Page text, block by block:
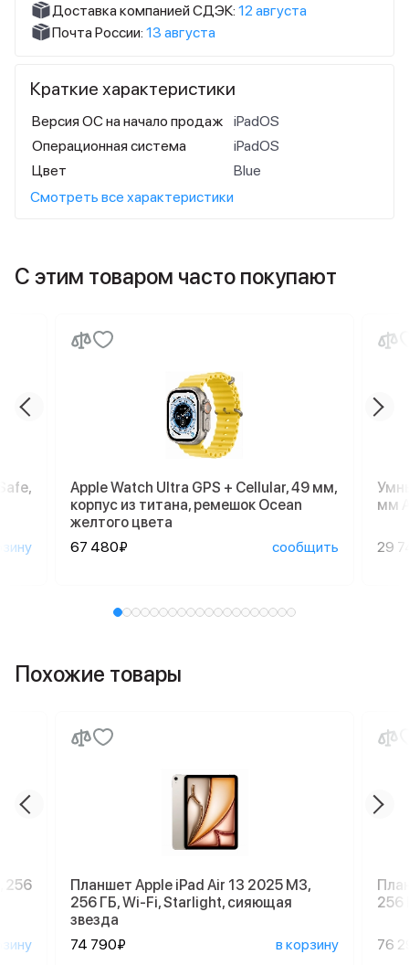
Доставка компанией СДЭК: 12 августа
Почта России: 13 августа
Краткие характеристики
Версия ОС на начало продаж
iPadOS
Операционная система
iPadOS
Цвет
Blue
Смотреть все характеристики
С этим товаром часто покупают
Apple Watch Ultra GPS + Cellular, 49 мм,
корпус из титана, ремешок Ocean
желтого цвета
67 480₽
сообщить
мм
29
Похожие товары
256
Планшет Apple iPad Air 13 2025 M3,
256 ГБ, Wi-Fi, Starlight, сияющая
звезда
74 790₽
в корзину
256
76